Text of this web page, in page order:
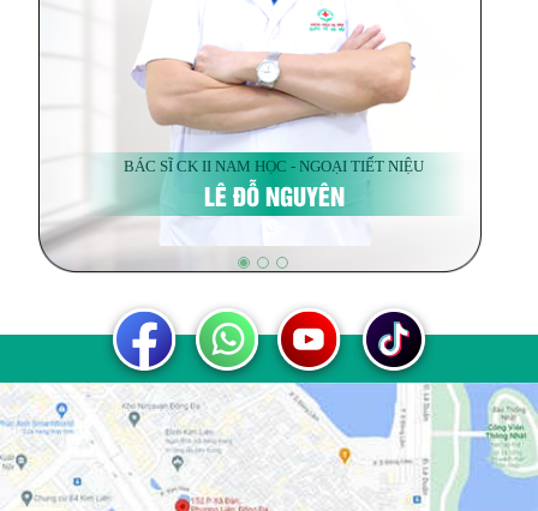
BÁC SĨ CK II NAM HỌC - NGOẠI TIẾT NIỆU
LÊ ĐỖ NGUYÊN